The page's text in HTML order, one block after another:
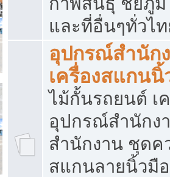
และที่อื่นๆทั่วไ
อุปกรณ์สำนัก
เครื่องสแกนนิ้
ไม้กั้นรถยนต์ เ
อุปกรณ์สำนักง
สำนักงาน ชุดค
สแกนลายนิ้วมื